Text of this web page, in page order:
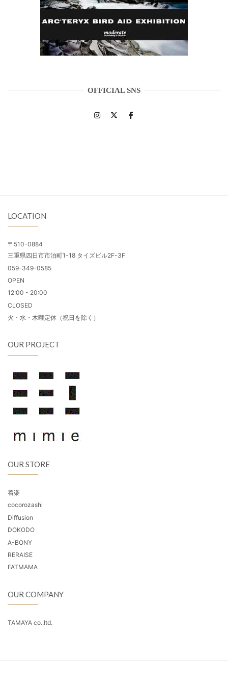
OFFICIAL SNS
LOCATION
〒510-0884
三重県四日市市泊町1-18 タイズビル2F-3F
059-349-0585
OPEN
12:00 - 20:00
CLOSED
火・水・木曜定休（祝日を除く）
OUR PROJECT
OUR STORE
着楽
cocorozashi
Diffusion
DOKODO
A-BONY
RERAISE
FATMAMA
OUR COMPANY
TAMAYA co.,ltd.